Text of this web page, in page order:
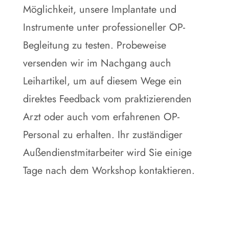
Möglichkeit, unsere Implantate und
Instrumente unter professioneller OP-
Begleitung zu testen. Probeweise
versenden wir im Nachgang auch
Leihartikel, um auf diesem Wege ein
direktes Feedback vom praktizierenden
Arzt oder auch vom erfahrenen OP-
Personal zu erhalten. Ihr zuständiger
Außendienstmitarbeiter wird Sie einige
Tage nach dem Workshop kontaktieren.